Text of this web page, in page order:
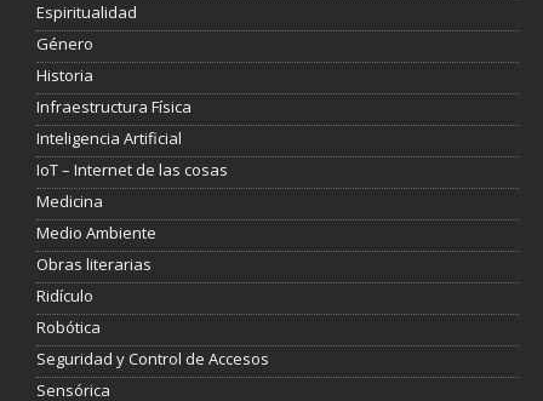
Espiritualidad
Género
Historia
Infraestructura Física
Inteligencia Artificial
IoT – Internet de las cosas
Medicina
Medio Ambiente
Obras literarias
Ridículo
Robótica
Seguridad y Control de Accesos
Sensórica